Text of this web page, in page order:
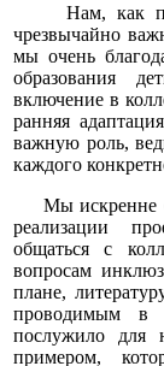
Нам, как
чрезвычайно
мы очень
образования
включение в
ранняя
важную роль,
каждого
Мы искренне
реализации
общаться с
вопросам
плане,
проводимым в
послужило для
примером,